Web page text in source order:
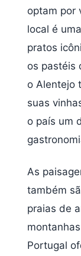
optam por
local é
pratos
os pastéis
o Alentejo
suas
o país um
As
também
praias de
Portugal